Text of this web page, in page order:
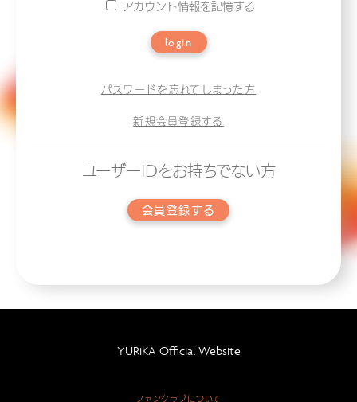
アカウント情報を記憶する
login
パスワードを忘れてしまった方
新規会員登録する
ユーザーIDをお持ちでない方
会員登録する
YURiKA Official Website
ファンクラブについて